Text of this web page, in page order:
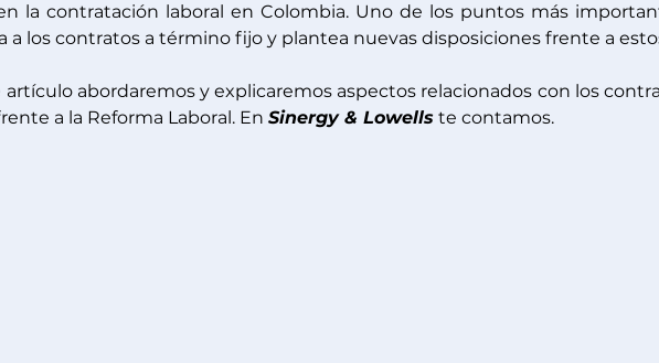
la contratación laboral en Colombia. Uno de los puntos más
a los contratos a término fijo y plantea nuevas disposiciones frente a
artículo abordaremos y explicaremos aspectos relacionados con los
a la Reforma Laboral. En Sinergy & Lowells te contamos.